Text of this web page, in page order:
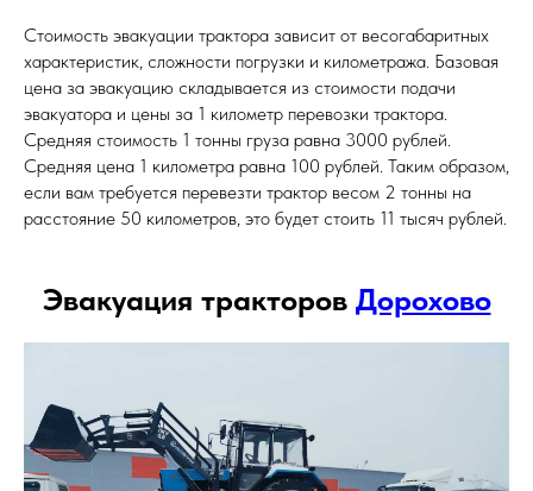
Стоимость эвакуации трактора зависит от весогабаритных
характеристик, сложности погрузки и километража. Базовая
цена за эвакуацию складывается из стоимости подачи
эвакуатора и цены за 1 километр перевозки трактора.
Средняя стоимость 1 тонны груза равна 3000 рублей.
Средняя цена 1 километра равна 100 рублей. Таким образом,
если вам требуется перевезти трактор весом 2 тонны на
расстояние 50 километров, это будет стоить 11 тысяч рублей.
Эвакуация тракторов Дорохово